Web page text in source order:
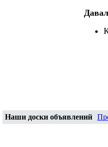
Наши доски объявлений